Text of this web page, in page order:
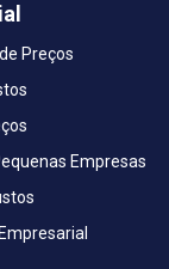
Preços
Empresas